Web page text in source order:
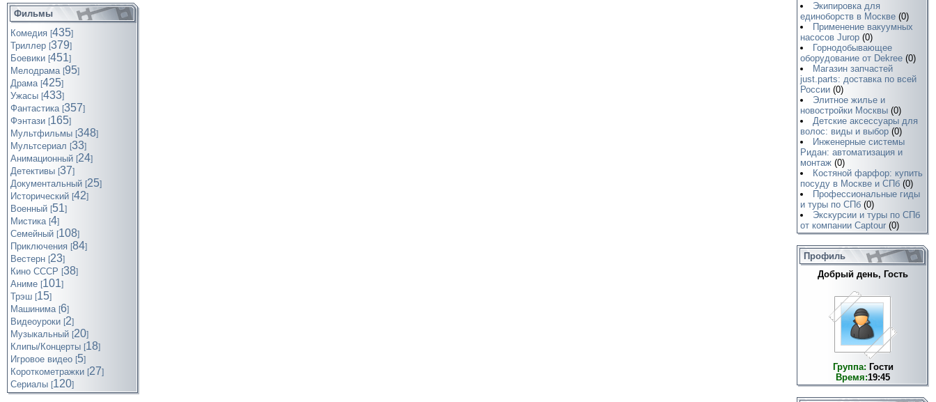
Фильмы
Комедия [435]
Триллер [379]
Боевики [451]
Мелодрама [95]
Драма [425]
Ужасы [433]
Фантастика [357]
Фэнтази [165]
Мультфильмы [348]
Мультсериал [33]
Анимационный [24]
Детективы [37]
Документальный [25]
Исторический [42]
Военный [51]
Мистика [4]
Семейный [108]
Приключения [84]
Вестерн [23]
Кино СССР [38]
Аниме [101]
Трэш [15]
Машинима [6]
Видеоуроки [2]
Музыкальный [20]
Клипы/Концерты [18]
Игровое видео [5]
Короткометражки [27]
Cериалы [120]
Экипировка для
единоборств в Москве (0)
Применение вакуумных
насосов Jurop (0)
Горнодобывающее
оборудование от Dekree (0)
Магазин запчастей
just.parts: доставка по всей
России (0)
Элитное жилье и
новостройки Москвы (0)
Детские аксессуары для
волос: виды и выбор (0)
Инженерные системы
Ридан: автоматизация и
монтаж (0)
Костяной фарфор: купить
посуду в Москве и СПб (0)
Профессиональные гиды
и туры по СПб (0)
Экскурсии и туры по СПб
от компании Captour (0)
Профиль
Добрый день, Гость
Группа: Гости
Время:19:45